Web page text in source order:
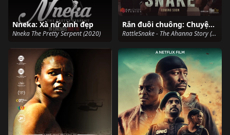
Nneka: Xà nữ xinh đẹp
Nneka The Pretty Serpent (2020)
Rắn đuôi chuông: Chuyện của Ahanna
RattleSnake - The Ahanna Story (2020)